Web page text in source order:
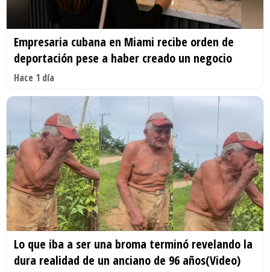
Empresaria cubana en Miami recibe orden de
deportación pese a haber creado un negocio
Hace 1 día
Lo que iba a ser una broma terminó revelando la
dura realidad de un anciano de 96 años(Video)